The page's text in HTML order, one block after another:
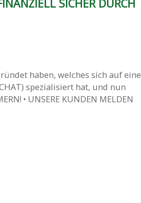
SICHER DURCH
haben, welches sich auf eine
spezialisiert hat, und nun
• UNSERE KUNDEN MELDEN